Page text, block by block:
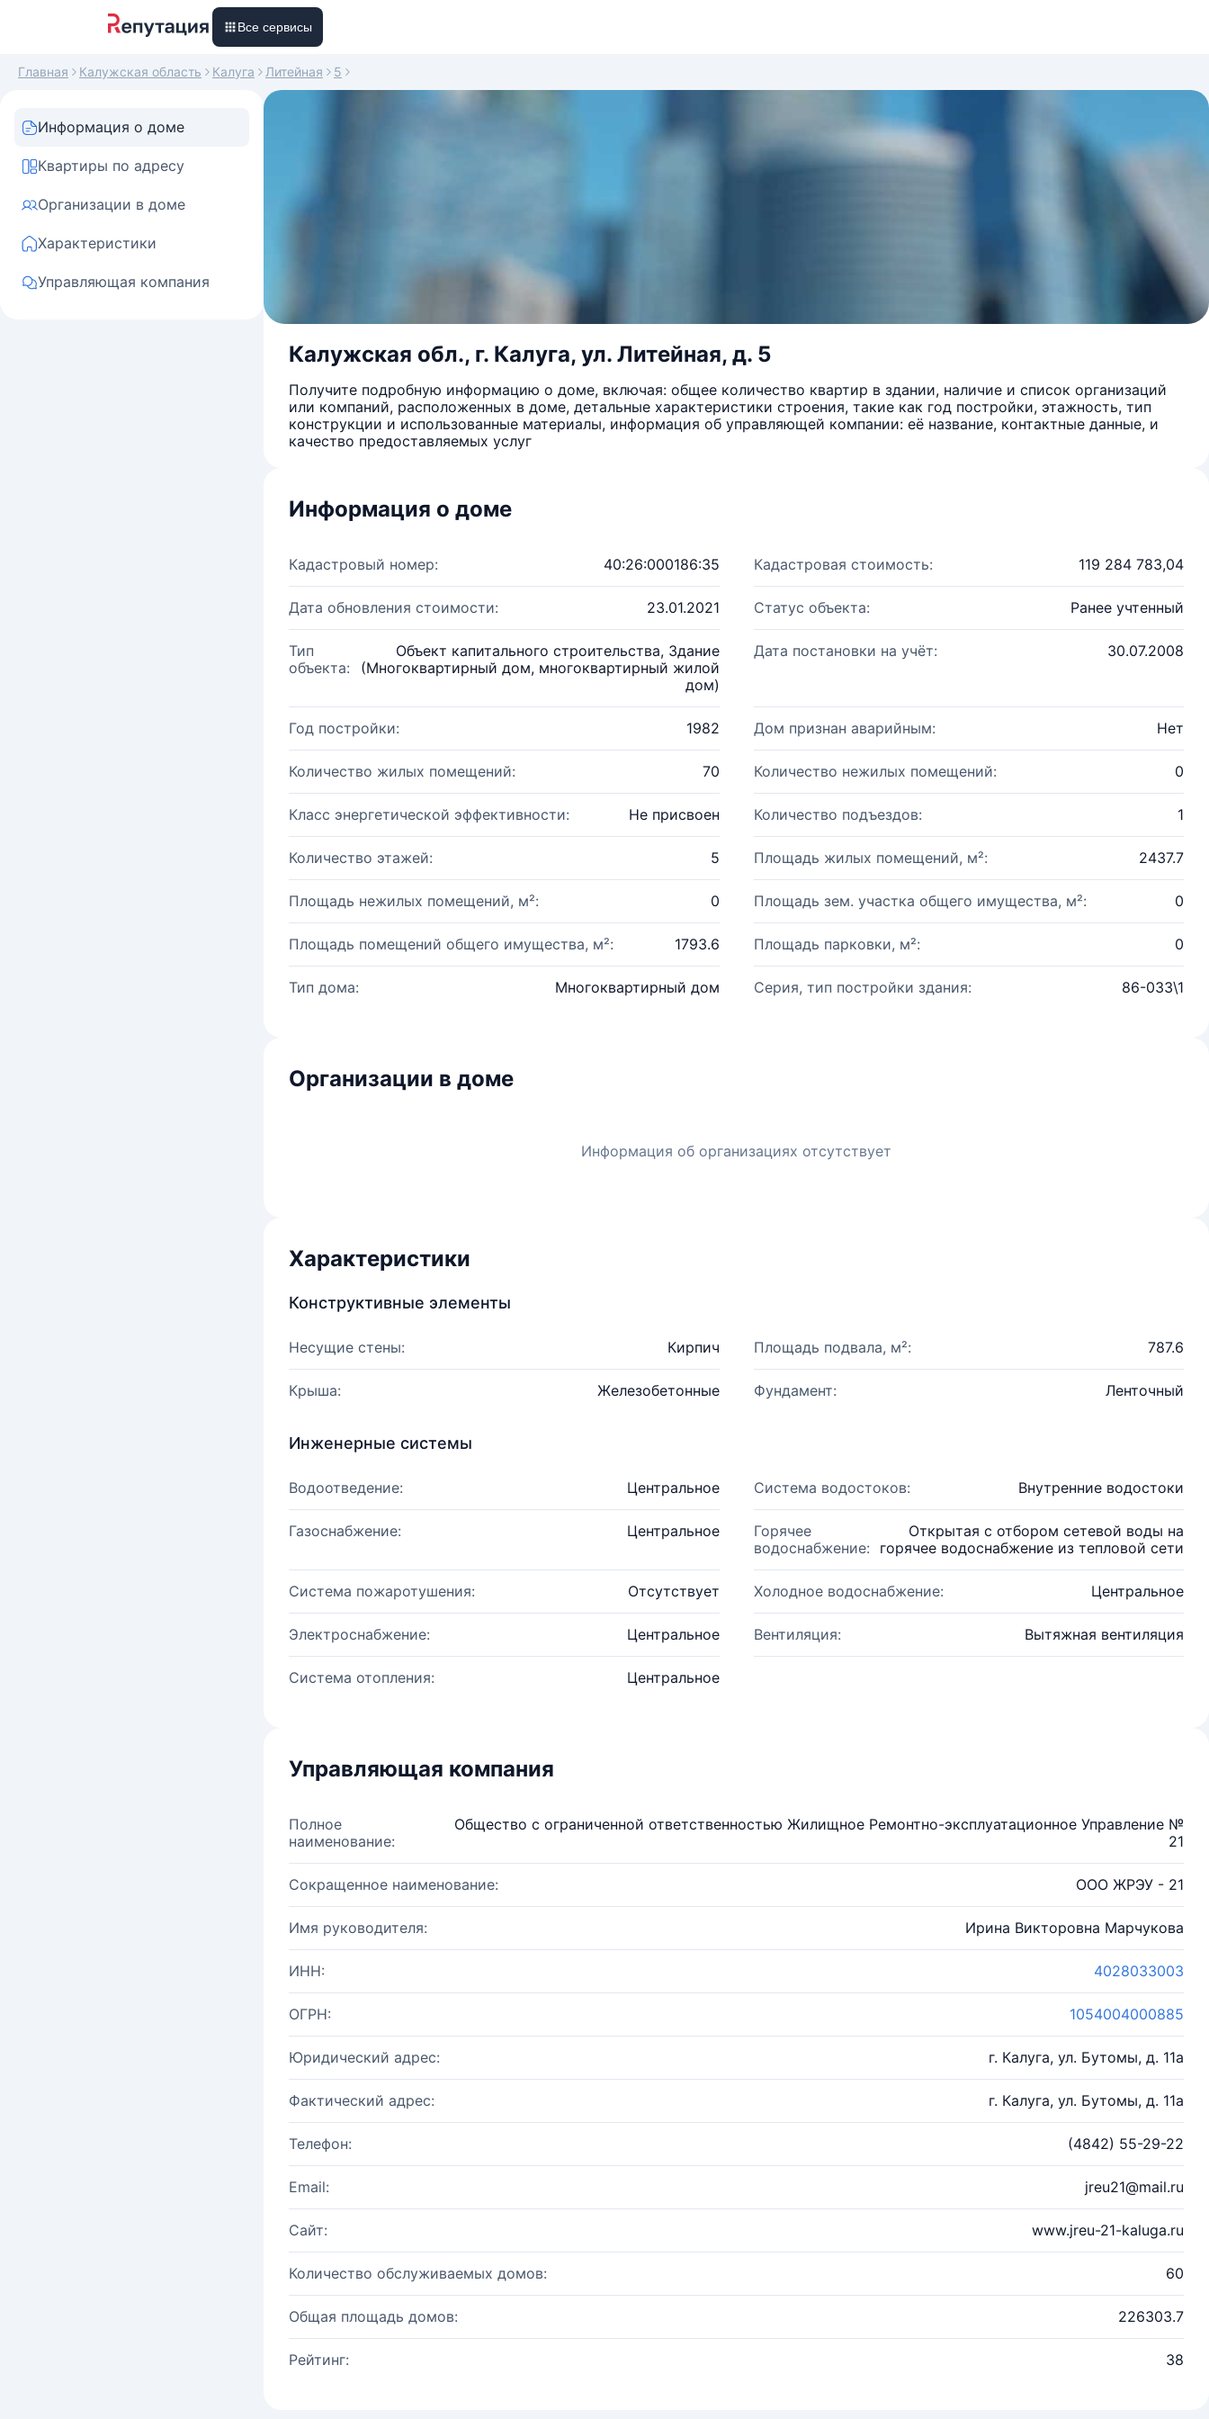
Все сервисы
Главная Калужская область Калуга Литейная 5
Информация о доме
Квартиры по адресу
Организации в доме
Характеристики
Управляющая компания
Калужская обл., г. Калуга, ул. Литейная, д. 5
Получите подробную информацию о доме, включая: общее количество квартир в здании, наличие и список организаций
или компаний, расположенных в доме, детальные характеристики строения, такие как год постройки, этажность, тип
конструкции и использованные материалы, информация об управляющей компании: её название, контактные данные, и
качество предоставляемых услуг
Информация о доме
Кадастровый номер: 40:26:000186:35 Кадастровая стоимость: 119 284 783,04
Дата обновления стоимости: 23.01.2021 Статус объекта: Ранее учтенный
Тип
объекта:
Объект капитального строительства, Здание
(Многоквартирный дом, многоквартирный жилой
дом)
Дата постановки на учёт: 30.07.2008
Год постройки: 1982 Дом признан аварийным: Нет
Количество жилых помещений: 70 Количество нежилых помещений: 0
Класс энергетической эффективности: Не присвоен Количество подъездов: 1
Количество этажей: 5 Площадь жилых помещений, м²: 2437.7
Площадь нежилых помещений, м²: 0 Площадь зем. участка общего имущества, м²: 0
Площадь помещений общего имущества, м²: 1793.6 Площадь парковки, м²: 0
Тип дома: Многоквартирный дом Серия, тип постройки здания: 86-033\1
Организации в доме
Информация об организациях отсутствует
Характеристики
Конструктивные элементы
Несущие стены: Кирпич Площадь подвала, м²: 787.6
Крыша: Железобетонные Фундамент: Ленточный
Инженерные системы
Водоотведение: Центральное Система водостоков: Внутренние водостоки
Газоснабжение: Центральное
Горячее
водоснабжение:
Открытая с отбором сетевой воды на
горячее водоснабжение из тепловой сети
Система пожаротушения: Отсутствует Холодное водоснабжение: Центральное
Электроснабжение: Центральное Вентиляция: Вытяжная вентиляция
Система отопления: Центральное
Управляющая компания
Полное
наименование:
Общество с ограниченной ответственностью Жилищное Ремонтно-эксплуатационное Управление №
21
Сокращенное наименование: ООО ЖРЭУ - 21
Имя руководителя: Ирина Викторовна Марчукова
ИНН: 4028033003
ОГРН: 1054004000885
Юридический адрес: г. Калуга, ул. Бутомы, д. 11а
Фактический адрес: г. Калуга, ул. Бутомы, д. 11а
Телефон: (4842) 55-29-22
Email: jreu21@mail.ru
Сайт: www.jreu-21-kaluga.ru
Количество обслуживаемых домов: 60
Общая площадь домов: 226303.7
Рейтинг: 38